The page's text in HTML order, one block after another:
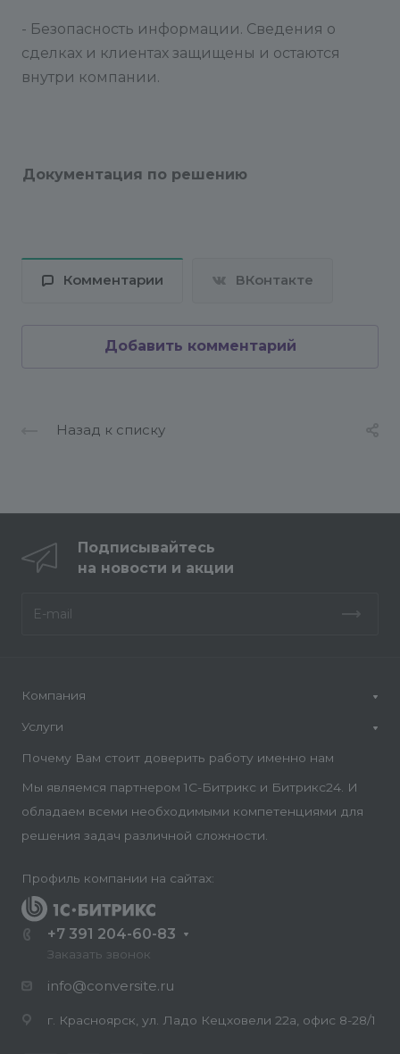
- Безопасность информации. Сведения о
сделках и клиентах защищены и остаются
внутри компании.
Документация по решению
Комментарии ВКонтакте
Добавить комментарий
Назад к списку
Подписывайтесь
на новости и акции
Компания
Услуги
Почему Вам стоит доверить работу именно нам
Мы являемся партнером 1С-Битрикс и Битрикс24. И
обладаем всеми необходимыми компетенциями для
решения задач различной сложности.
Профиль компании на сайтах:
+7 391 204-60-83
Заказать звонок
info@conversite.ru
г. Красноярск, ул. Ладо Кецховели 22а, офис 8-28/1